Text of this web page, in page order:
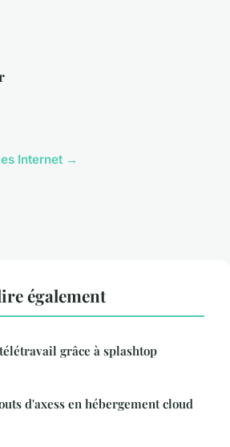
Internet →
également
grâce à splashtop
d'axess en hébergement cloud